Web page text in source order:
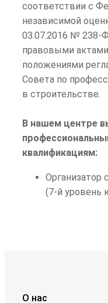
соответствии с
независимой
03.07.2016 № 238-
правовыми
положениями
Совета по
в строительстве.
В нашем центре
квалификациям:
Организатор
(7-й уровень
О нас